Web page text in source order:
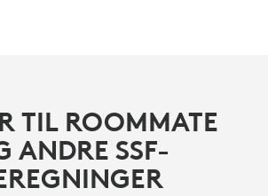
TIL ROOMMATE
ANDRE SSF-